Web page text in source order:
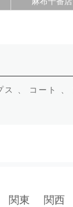
ス 、 コート 、
関東 関西